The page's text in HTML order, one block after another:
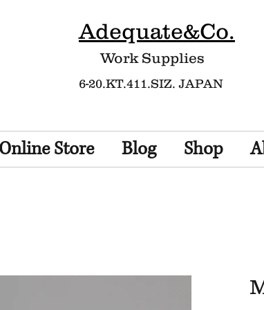
Adequate&Co.
Work Supplies​
6-20.KT.411.SIZ. JAPAN
Store Blog Shop